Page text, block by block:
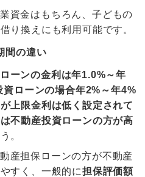
資金はもちろん、子どもの
り換えにも利用可能です。
間の違い
ーンの金利は年1.0%～年
ローンの場合年2%～年4%
上限金利は低く設定されて
不動産投資ローンの方が高
。
産担保ローンの方が不動産
すく、一般的に担保評価額